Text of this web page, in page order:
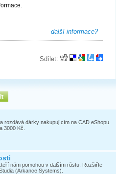
další informace?
Sdílet:
rozdává dárky nakupujícím na CAD eShopu.
3000 Kč.
nám pomohou v dalším růstu. Rozšiřte
(Arkance Systems).